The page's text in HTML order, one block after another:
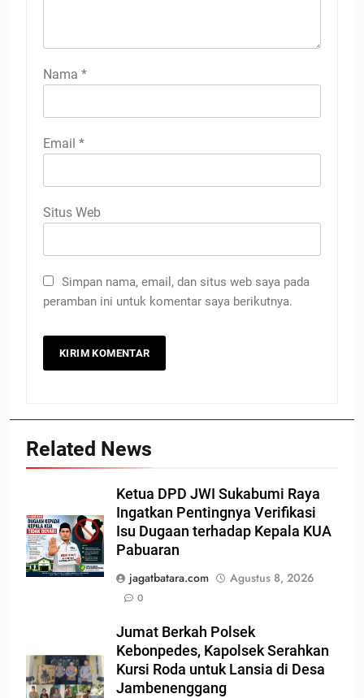
Nama *
Email *
Situs Web
Simpan nama, email, dan situs web saya pada
peramban ini untuk komentar saya berikutnya.
Related News
Ketua DPD JWI Sukabumi Raya
Ingatkan Pentingnya Verifikasi
Isu Dugaan terhadap Kepala KUA
Pabuaran
jagatbatara.com
Agustus 8, 2026
0
Jumat Berkah Polsek
Kebonpedes, Kapolsek Serahkan
Kursi Roda untuk Lansia di Desa
Jambenenggang